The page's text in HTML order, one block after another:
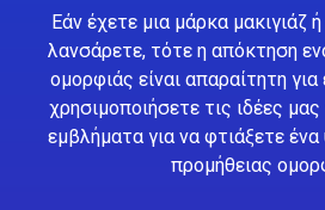
Εάν έχετε μια μάρκα μακιγιάζ
λανσάρετε, τότε η απόκτηση
ομορφιάς είναι απαραίτητη
χρησιμοποιήσετε τις ιδέες
εμβλήματα για να φτιάξετε
προμήθειας